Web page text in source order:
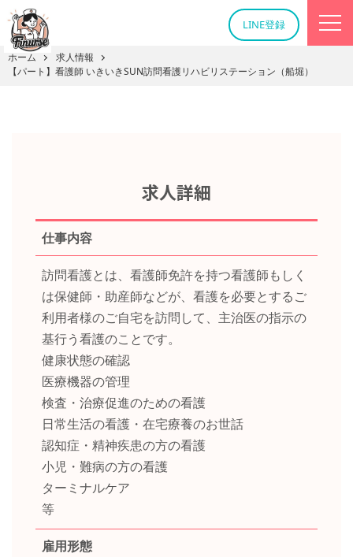
LINE登録
ホーム
求人情報
【パート】看護師 いきいきSUN訪問看護リハビリステーション（船堀）
求人詳細
仕事内容
訪問看護とは、看護師免許を持つ看護師もしく
は保健師・助産師などが、看護を必要とするご
利用者様のご自宅を訪問して、主治医の指示の
基行う看護のことです。
健康状態の確認
医療機器の管理
検査・治療促進のための看護
日常生活の看護・在宅療養のお世話
認知症・精神疾患の方の看護
小児・難病の方の看護
ターミナルケア
等
雇用形態